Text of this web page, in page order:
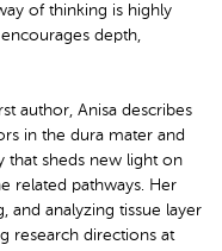
of thinking is highly
depth,
author, Anisa describes
in the dura mater and
that sheds new light on
related pathways. Her
and analyzing tissue layer
research directions at